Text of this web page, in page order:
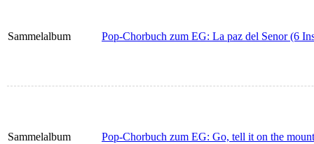
Sammelalbum Pop-Chorbuch zum EG: La paz del Senor (6
Sammelalbum Pop-Chorbuch zum EG: Go, tell it on the